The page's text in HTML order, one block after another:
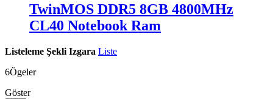
TwinMOS DDR5 8GB 4800MHz
CL40 Notebook Ram
Listeleme Şekli Izgara Liste
6Ögeler
Göster